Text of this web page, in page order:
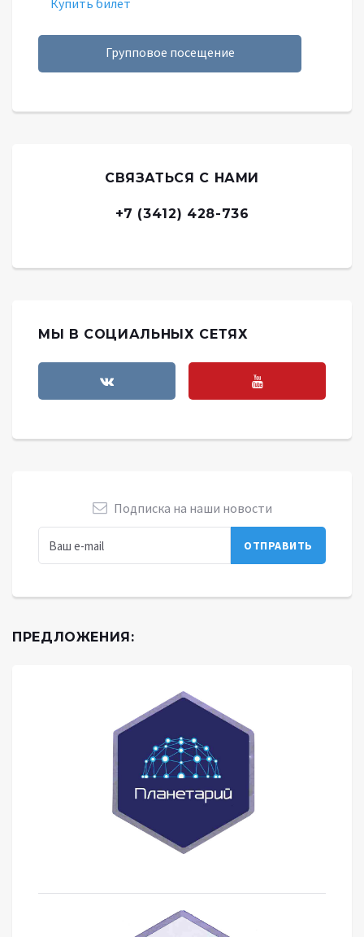
Купить билет
Групповое посещение
СВЯЗАТЬСЯ С НАМИ
+7 (3412) 428-736
МЫ В СОЦИАЛЬНЫХ СЕТЯХ
Подписка на наши новости
ПРЕДЛОЖЕНИЯ: